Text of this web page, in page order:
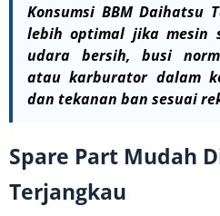
Konsumsi BBM Daihatsu
lebih optimal jika mesin
udara bersih, busi
atau karburator dalam
dan tekanan ban sesuai
Spare Part Mudah
Terjangkau